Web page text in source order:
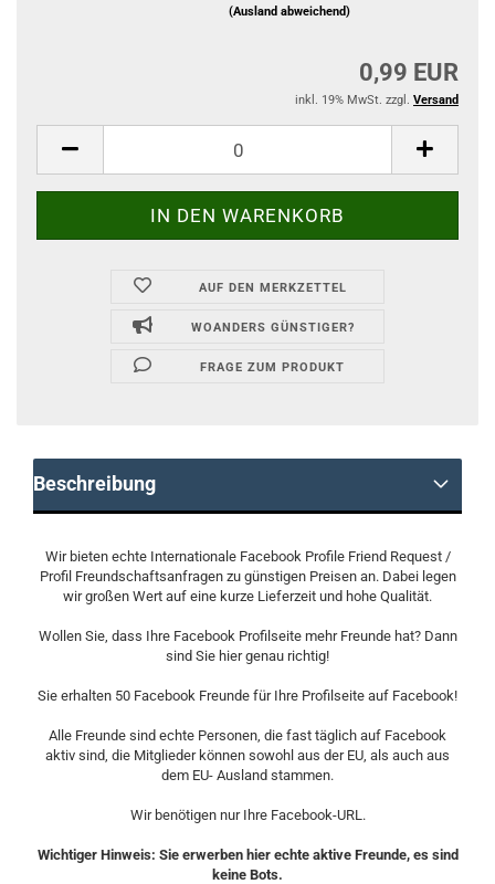
(Ausland abweichend)
0,99 EUR
inkl. 19% MwSt. zzgl. Versand
AUF DEN MERKZETTEL
WOANDERS GÜNSTIGER?
FRAGE ZUM PRODUKT
Beschreibung
Wir bieten echte Internationale Facebook Profile Friend Request /
Profil Freundschaftsanfragen zu günstigen Preisen an. Dabei legen
wir großen Wert auf eine kurze Lieferzeit und hohe Qualität.
Wollen Sie, dass Ihre Facebook Profilseite mehr Freunde hat? Dann
sind Sie hier genau richtig!
Sie erhalten 50 Facebook Freunde für Ihre Profilseite auf Facebook!
Alle Freunde sind echte Personen, die fast täglich auf Facebook
aktiv sind, die Mitglieder können sowohl aus der EU, als auch aus
dem EU- Ausland stammen.
Wir benötigen nur Ihre Facebook-URL.
Wichtiger Hinweis: Sie erwerben hier echte aktive Freunde, es sind
keine Bots.